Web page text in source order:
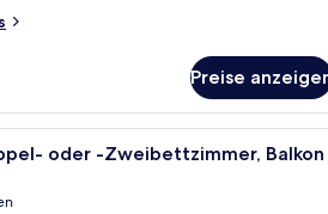
Preise
Ein Hotelzimmer mit einem
oder -Zweibettzimmer, Balkon